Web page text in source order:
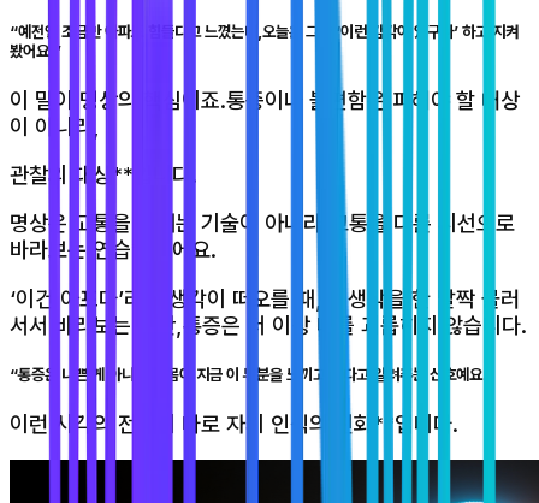
“예전엔 조금만 아파도 힘들다고 느꼈는데,오늘은 그냥 ‘이런 감각이 있구나’ 하고 지켜
봤어요.”
이 말이 명상의 핵심이죠.통증이나 불편함은 피해야 할 대상
이 아니라,
관찰의 대상**입니다.
명상은 고통을 없애는 기술이 아니라,고통을 다른 시선으로
바라보는 연습**이에요.
‘이건 아프다’라는 생각이 떠오를 때,그 생각을 한 발짝 물러
서서 바라보는 순간,통증은 더 이상 나를 괴롭히지 않습니다.
“통증은 나쁜 게 아니에요.몸이 지금 이 부분을 느끼고 있다고 알려주는 신호예요.”
이런 시각의 전환이 바로 자기 인식의 진화**입니다.